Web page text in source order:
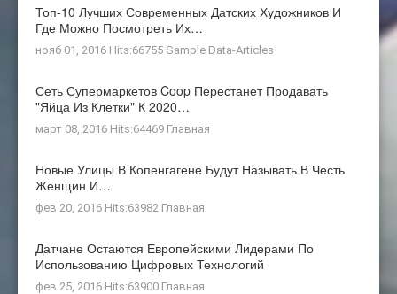
Топ-10 Лучших Современных Датских Художников И
Где Можно Посмотреть Их…
нояб 01, 2016 Hits:66755 Sample Data-Articles
Сеть Супермаркетов Coop Перестанет Продавать
"яйца Из Клетки" К 2020…
март 08, 2016 Hits:64469 Главная
Новые Улицы В Копенгагене Будут Называть В Честь
Женщин И…
фев 20, 2016 Hits:63982 Главная
Датчане Остаются Европейскими Лидерами По
Использованию Цифровых Технологий
фев 25, 2016 Hits:63900 Главная